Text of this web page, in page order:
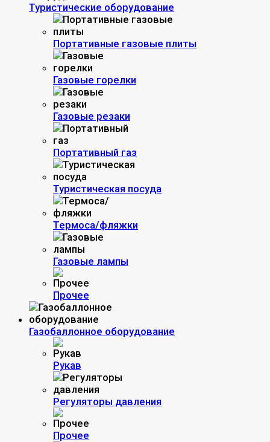
Туристические оборудование
Портативные газовые плиты
Газовые горелки
Газовые резаки
Портативный газ
Туристическая посуда
Термоса/фляжки
Газовые лампы
Прочее
Газобаллонное оборудование
Рукав
Регуляторы давления
Прочее